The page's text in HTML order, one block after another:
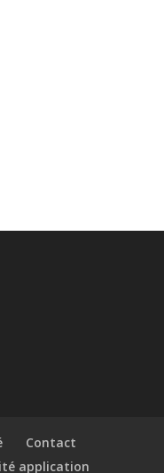
Contact
application